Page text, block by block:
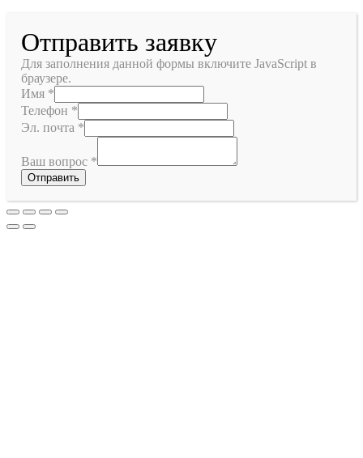
Отправить заявку
Для заполнения данной формы включите JavaScript в
браузере.
Имя *
Телефон *
Эл. почта *
Ваш вопрос *
Отправить